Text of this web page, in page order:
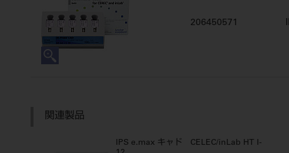
206450571
関連製品
IPS e.max キャド CELEC/inLab HT I-